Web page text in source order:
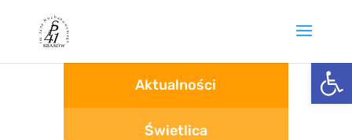
Aktualności
Świetlica